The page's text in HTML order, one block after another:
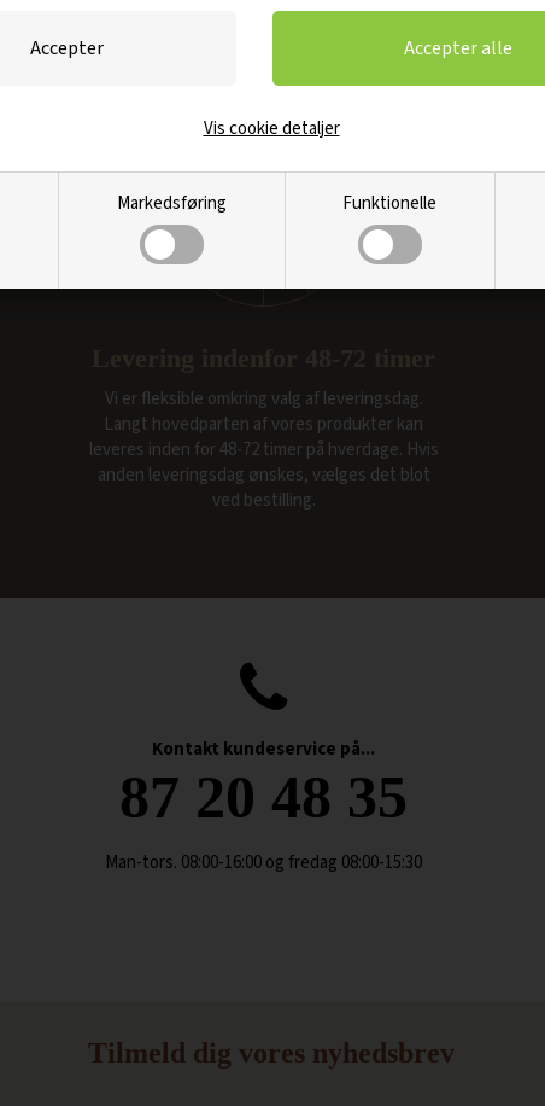
Markedsføring Funktionelle
Vis cookie detaljer
Altid det bedste dørkøb
Vi er fleksible omkring valg af leveringsdag.
Langt hovedparten af vores produkter kan
leveres inden for 48-72 timer på hverdage. Hvis
anden leveringsdag ønskes, vælges det blot
ved bestilling.
Kontakt kundeservice på...
87 20 48 35
Man-tors. 08:00-16:00 og fredag 08:00-15:30
Tilmeld dig vores nyhedsbrev